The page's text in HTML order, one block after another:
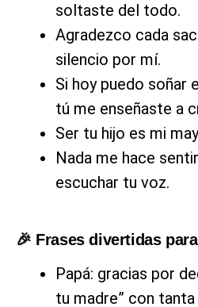
soltaste del todo.
Agradezco cada
silencio por mí.
Si hoy puedo soñar
tú me enseñaste a
Ser tu hijo es mi
Nada me hace
escuchar tu voz.
🎉 Frases divertidas
Papá: gracias por
tu madre” con